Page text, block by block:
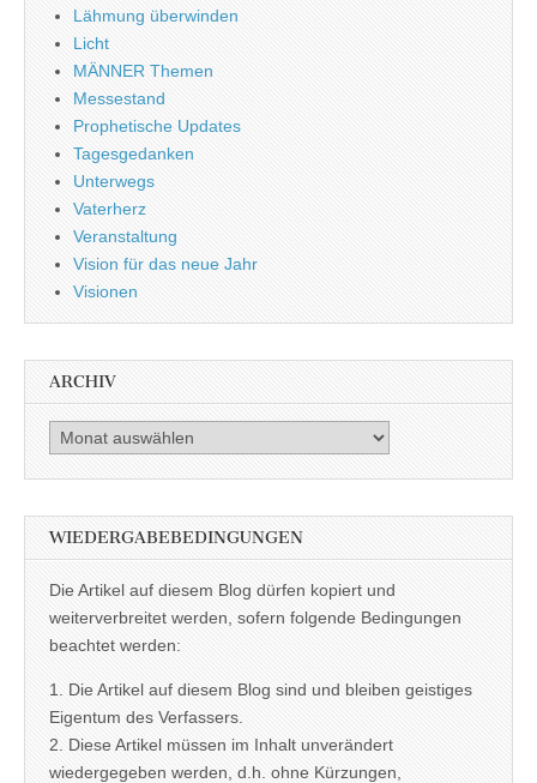
Lähmung überwinden
Licht
MÄNNER Themen
Messestand
Prophetische Updates
Tagesgedanken
Unterwegs
Vaterherz
Veranstaltung
Vision für das neue Jahr
Visionen
ARCHIV
Archiv
WIEDERGABEBEDINGUNGEN
Die Artikel auf diesem Blog dürfen kopiert und
weiterverbreitet werden, sofern folgende Bedingungen
beachtet werden:
1. Die Artikel auf diesem Blog sind und bleiben geistiges
Eigentum des Verfassers.
2. Diese Artikel müssen im Inhalt unverändert
wiedergegeben werden, d.h. ohne Kürzungen,